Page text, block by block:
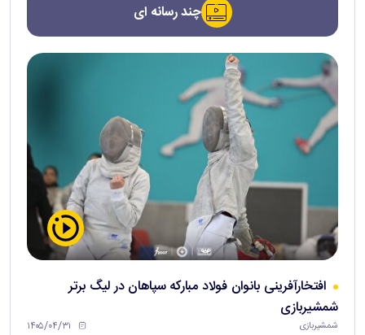
چند رسانه ای
افتخارآفرینی بانوان فولاد مبارکه سپاهان در لیگ برتر
شمشیربازی
شمشیربازی ۱۴۰۵/۰۴/۳۱